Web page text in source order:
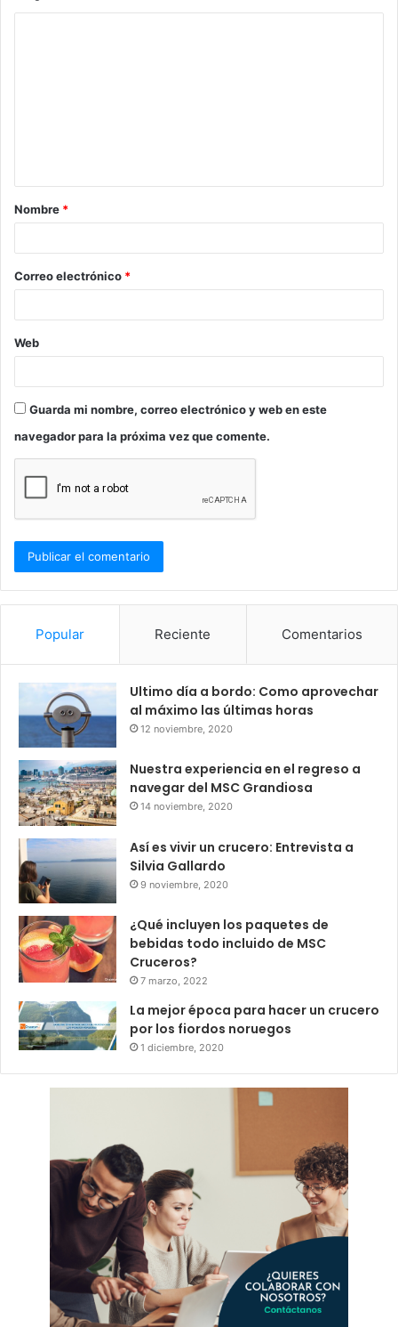
a
r
*
Nombre *
Correo electrónico *
Web
Guarda mi nombre, correo electrónico y web en este
navegador para la próxima vez que comente.
Popular Reciente Comentarios
Ultimo día a bordo: Como aprovechar
al máximo las últimas horas
12 noviembre, 2020
Nuestra experiencia en el regreso a
navegar del MSC Grandiosa
14 noviembre, 2020
Así es vivir un crucero: Entrevista a
Silvia Gallardo
9 noviembre, 2020
¿Qué incluyen los paquetes de
bebidas todo incluido de MSC
Cruceros?
7 marzo, 2022
La mejor época para hacer un crucero
por los fiordos noruegos
1 diciembre, 2020